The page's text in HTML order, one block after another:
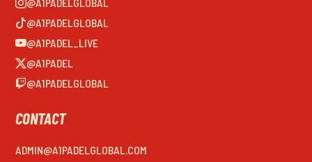
@A1PADELGLOBAL
@A1PADEL_LIVE
@A1PADEL
@A1PADELGLOBAL
CONTACT
ADMIN@A1PADELGLOBAL.COM